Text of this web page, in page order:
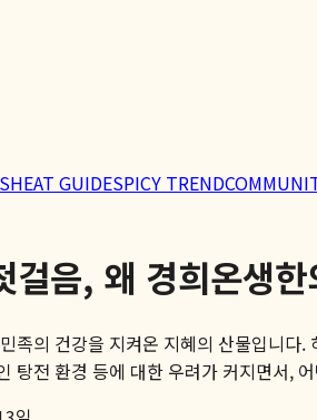
HEAT GUIDESPICY TREND
걸음, 왜 경희온생
족의 건강을 지켜온 지혜의 산물입니
탕전 환경 등에 대한 우려가 커지면서,